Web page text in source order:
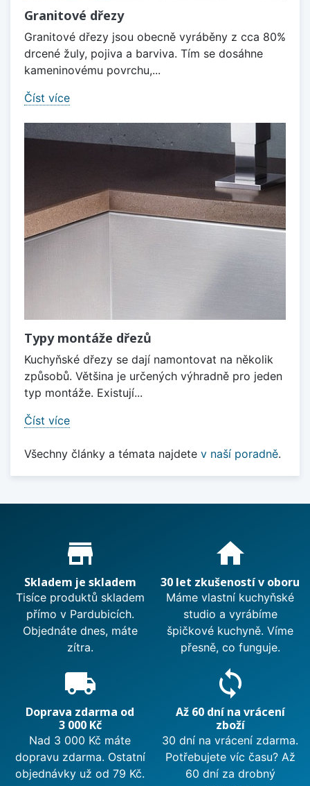
Granitové dřezy
Granitové dřezy jsou obecně vyráběny z cca 80%
drcené žuly, pojiva a barviva. Tím se dosáhne
kameninovému povrchu,...
Číst více
Typy montáže dřezů
Kuchyňské dřezy se dají namontovat na několik
způsobů. Většina je určených výhradně pro jeden
typ montáže. Existují...
Číst více
Všechny články a témata najdete v naší poradně.
Proč nakupovat u nás?
store_mall_directory
Skladem je skladem
Tisíce produktů skladem
přímo v Pardubicích.
Objednáte dnes, máte
zítra.
home
30 let zkušeností v oboru
Máme vlastní kuchyňské
studio a vyrábíme
špičkové kuchyně. Víme
přesně, co funguje.
local_shipping
Doprava zdarma od
3 000 Kč
Nad 3 000 Kč máte
dopravu zdarma. Ostatní
objednávky už od 79 Kč.
sync
Až 60 dní na vrácení
zboží
30 dní na vrácení zdarma.
Potřebujete víc času? Až
60 dní za drobný